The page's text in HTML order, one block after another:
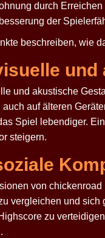
durch
der
beschreiben, wie
und akustische
auf älteren
Spiel lebendiger.
steigern.
von chickenroad
vergleichen und sich
zu